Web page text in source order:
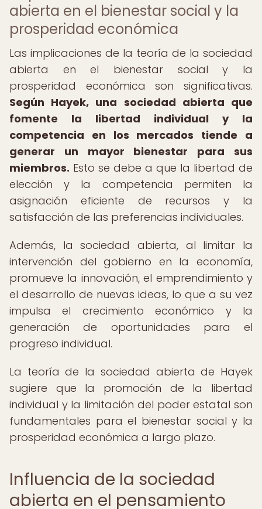
abierta en el bienestar social y la
prosperidad económica
Las implicaciones de la teoría de la sociedad
abierta en el bienestar social y la
prosperidad económica son significativas.
Según Hayek, una sociedad abierta que
fomente la libertad individual y la
competencia en los mercados tiende a
generar un mayor bienestar para sus
miembros. Esto se debe a que la libertad de
elección y la competencia permiten la
asignación eficiente de recursos y la
satisfacción de las preferencias individuales.
Además, la sociedad abierta, al limitar la
intervención del gobierno en la economía,
promueve la innovación, el emprendimiento y
el desarrollo de nuevas ideas, lo que a su vez
impulsa el crecimiento económico y la
generación de oportunidades para el
progreso individual.
La teoría de la sociedad abierta de Hayek
sugiere que la promoción de la libertad
individual y la limitación del poder estatal son
fundamentales para el bienestar social y la
prosperidad económica a largo plazo.
Influencia de la sociedad
abierta en el pensamiento